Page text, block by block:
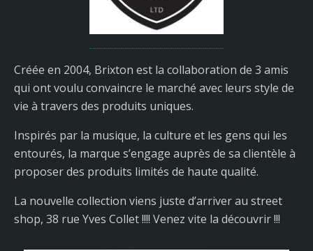
Créée en 2004, Brixton est la collaboration de 3 amis
qui ont voulu convaincre le marché avec leurs style de
vie à travers des produits uniques.
Inspirés par la musique, la culture et les gens qui les
entourés, la marque s’engage auprès de sa clientèle à
proposer des produits limités de haute qualité.
La nouvelle collection viens juste d’arriver au street
shop, 38 rue Yves Collet !!!! Venez vite la découvrir !!!